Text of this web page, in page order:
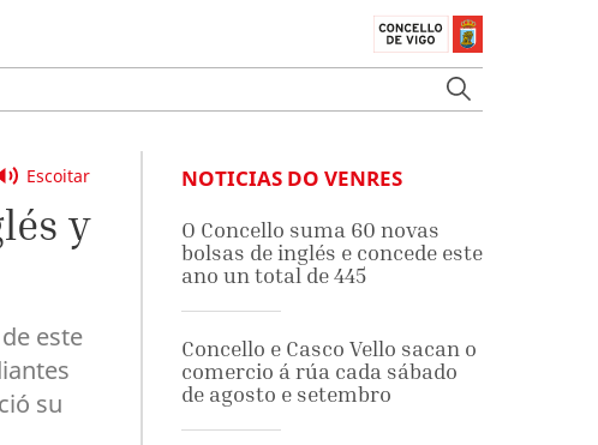
Escoitar
y
este
su
NOTICIAS DO VENRES
O Concello suma 60 novas
bolsas de inglés e concede este
ano un total de 445
Concello e Casco Vello sacan o
comercio á rúa cada sábado
de agosto e setembro